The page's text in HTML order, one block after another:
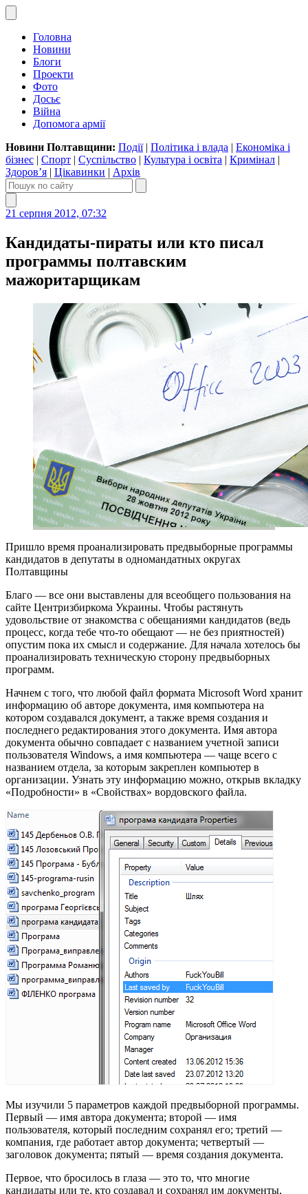
Головна
Новини
Блоги
Проекти
Фото
Досьє
Війна
Допомога армії
Новини Полтавщини: Події| Політика і влада | Економіка і
бізнес | Спорт | Суспільство | Культура і освіта | Кримінал |
Здоров’я | Цікавинки | Архів
21 серпня 2012, 07:32
Кандидаты-пираты или кто писал
программы полтавским
мажоритарщикам
Пришло время проанализировать предвыборные программы
кандидатов в депутаты в одномандатных округах
Полтавщины
Благо — все они выставлены для всеобщего пользования на
сайте Центризбиркома Украины. Чтобы растянуть
удовольствие от знакомства с обещаниями кандидатов (ведь
процесс, когда тебе что-то обещают — не без приятностей)
опустим пока их смысл и содержание. Для начала хотелось бы
проанализировать техническую сторону предвыборных
программ.
Начнем с того, что любой файл формата Microsoft Word хранит
информацию об авторе документа, имя компьютера на
котором создавался документ, а также время создания и
последнего редактирования этого документа. Имя автора
документа обычно совпадает с названием учетной записи
пользователя Windows, а имя компьютера — чаще всего с
названием отдела, за которым закреплен компьютер в
организации. Узнать эту информацию можно, открыв вкладку
«Подробности» в «Свойствах» вордовского файла.
Мы изучили 5 параметров каждой предвыборной программы.
Первый — имя автора документа; второй — имя
пользователя, который последним сохранял его; третий —
компания, где работает автор документа; четвертый —
заголовок документа; пятый — время создания документа.
Первое, что бросилось в глаза — это то, что многие
кандидаты или те, кто создавал и сохранял им документы,